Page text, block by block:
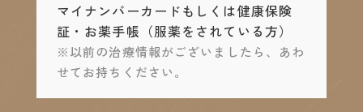
マイナンバーカードもしくは健康保険
証・お薬手帳 （服薬をされている方）
※以前の治療情報がございましたら、あわ
せてお持ちください。